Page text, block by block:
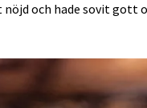
och hade sovit gott